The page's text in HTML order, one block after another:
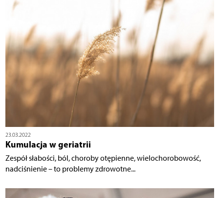
23.03.2022
Kumulacja w geriatrii
Zespół słabości, ból, choroby otępienne, wielochorobowość,
nadciśnienie – to problemy zdrowotne...